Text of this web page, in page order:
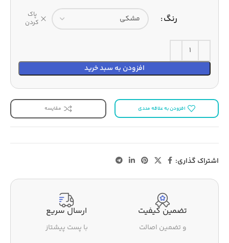
رنگ
پاک
کردن
افزودن به سبد خرید
افزودن به علاقه مندی مقایسه
اشتراک گذاری:
تضمین کیفیت
و تضمین اصالت
ارسال سریع
با پست پیشتاز